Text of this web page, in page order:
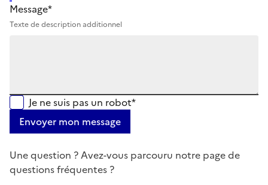
Message*
Texte de description additionnel
Je ne suis pas un robot*
Envoyer mon message
Une question ? Avez-vous parcouru notre page de
questions fréquentes ?